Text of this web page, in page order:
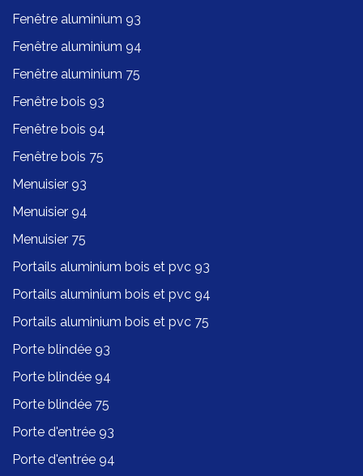
Fenêtre aluminium 93
Fenêtre aluminium 94
Fenêtre aluminium 75
Fenêtre bois 93
Fenêtre bois 94
Fenêtre bois 75
Menuisier 93
Menuisier 94
Menuisier 75
Portails aluminium bois et pvc 93
Portails aluminium bois et pvc 94
Portails aluminium bois et pvc 75
Porte blindée 93
Porte blindée 94
Porte blindée 75
Porte d'entrée 93
Porte d'entrée 94